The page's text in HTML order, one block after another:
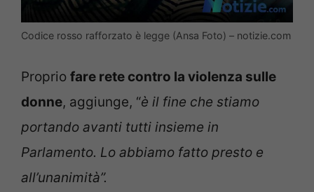
Codice rosso rafforzato è legge (Ansa Foto) – notizie.com
Proprio fare rete contro la violenza sulle
donne, aggiunge, “è il fine che stiamo
portando avanti tutti insieme in
Parlamento. Lo abbiamo fatto presto e
all’unanimità”.